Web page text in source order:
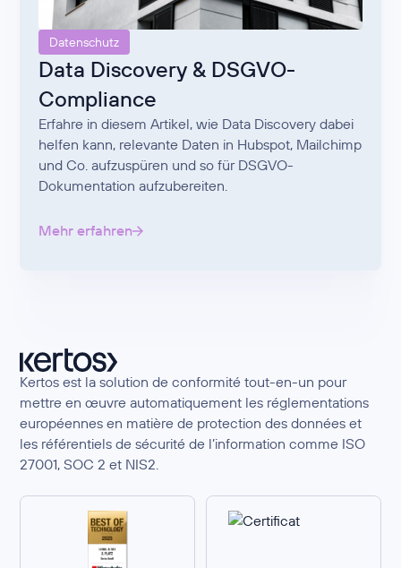
Datenschutz
Data Discovery & DSGVO-
Compliance
Erfahre in diesem Artikel, wie Data Discovery dabei
helfen kann, relevante Daten in Hubspot, Mailchimp
und Co. aufzuspüren und so für DSGVO-
Dokumentation aufzubereiten.
Mehr erfahren
Kertos est la solution de conformité tout-en-un pour
mettre en œuvre automatiquement les réglementations
européennes en matière de protection des données et
les référentiels de sécurité de l’information comme ISO
27001, SOC 2 et NIS2.